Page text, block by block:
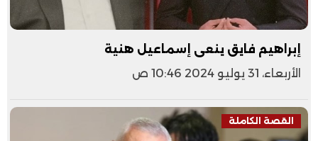
إبراهيم فايق ينعى إسماعيل هنية
الأربعاء، 31 يوليو 2024 10:46 ص
القصة الكاملة